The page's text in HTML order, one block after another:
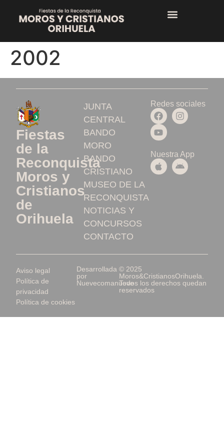
2002
Fiestas
de la
Reconquista
Moros y
Cristianos
de
Orihuela
JUNTA
CENTRAL
BANDO
MORO
BANDO
CRISTIANO
MUSEO DE LA
RECONQUISTA
NOTICIAS Y
CONCURSOS
CONTACTO
Redes sociales
Nuestra App
Aviso legal
Política de
privacidad
Política de cookies
Desarrollada
por
Nuevecomanueve
© 2025
Moros&CristianosOrihuela.
Todos los derechos quedan
reservados